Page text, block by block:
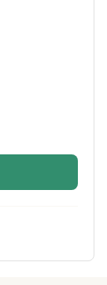
판덱스,면
교정기, 압정 장